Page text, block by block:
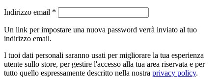
Indirizzo email *
Un link per impostare una nuova password verrà inviato al tuo
indirizzo email.
I tuoi dati personali saranno usati per migliorare la tua esperienza
utente sullo store, per gestire l'accesso alla tua area riservata e per
tutto quello espressamente descritto nella nostra privacy policy.